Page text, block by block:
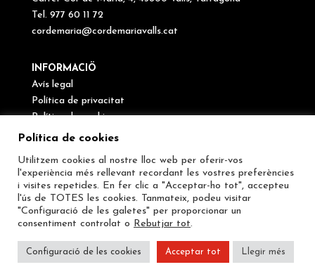
Tel. 977 60 11 72
cordemaria@cordemariavalls.cat
INFORMACIÖ
Avís legal
Política de privacitat
Política de cookies
Canal de denúncies
SEGUEIX-NOS
Política de cookies
Utilitzem cookies al nostre lloc web per oferir-vos
l'experiència més rellevant recordant les vostres preferències
i visites repetides. En fer clic a "Acceptar-ho tot", accepteu
l'ús de TOTES les cookies. Tanmateix, podeu visitar
"Configuració de les galetes" per proporcionar un
consentiment controlat o Rebutjar tot.
Configuració de les cookies Acceptar tot Llegir més